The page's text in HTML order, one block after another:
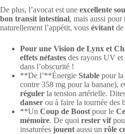
De plus, l’avocat est une excellente
bon transit intestinal, mais aussi pour
naturellement l’appétit, vous évitant
Pour une Vision de Lynx et
effets néfastes des rayons UV et
dans l’obscurité !
**De l’**Énergie Stable pour
contre 358 mg pour la banane),
réguler la tension artérielle.
danser ou à faire la tournée des
**Un Coup de Boost pour le
mémoire. De quoi rester vif
insaturées jouent aussi un rôle